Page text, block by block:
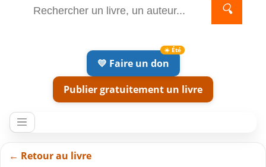
🔍
💛 Faire un don
Publier gratuitement un livre
← Retour au livre